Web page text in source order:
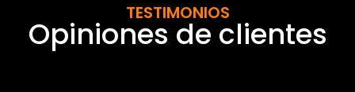
TESTIMONIOS
Opiniones de clientes